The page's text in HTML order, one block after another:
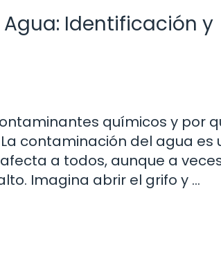
Identificación y
químicos y por
contaminación del agua es
a todos, aunque a
Imagina abrir el grifo y …